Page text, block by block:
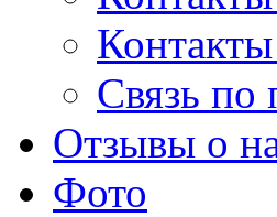
Связь по
Отзывы о
Фото